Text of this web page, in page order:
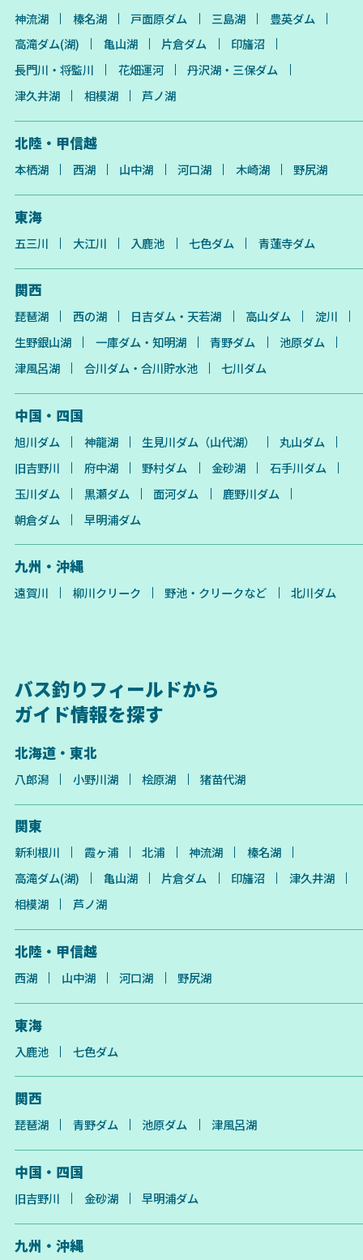
神流湖
榛名湖 戸面原ダム 三島湖
豊英ダム
高滝ダム(湖)
亀山湖 片倉ダム
印旛沼
長門川・将監川
花畑運河
丹沢湖・三保ダム
津久井湖
相模湖 芦ノ湖
北陸・甲信越
本栖湖 西湖 山中湖 河口湖 木崎湖 野尻湖
東海
五三川 大江川 入鹿池 七色ダム 青蓮寺ダム
関西
琵琶湖 西の湖 日吉ダム・天若湖 高山ダム
淀川
生野銀山湖
一庫ダム・知明湖 青野ダム
池原ダム
津風呂湖
合川ダム・合川貯水池 七川ダム
中国・四国
旭川ダム 神龍湖 生見川ダム（山代湖）
丸山ダム
旧吉野川
府中湖 野村ダム 金砂湖
石手川ダム
玉川ダム
黒瀬ダム 面河ダム
鹿野川ダム
朝倉ダム
早明浦ダム
九州・沖縄
遠賀川 柳川クリーク 野池・クリークなど 北川ダム
バス釣りフィールドから
ガイド情報を探す
北海道・東北
八郎潟 小野川湖 桧原湖 猪苗代湖
関東
新利根川 霞ヶ浦 北浦 神流湖
榛名湖
高滝ダム(湖)
亀山湖 片倉ダム 印旛沼
津久井湖
相模湖
芦ノ湖
北陸・甲信越
西湖 山中湖 河口湖 野尻湖
東海
入鹿池 七色ダム
関西
琵琶湖 青野ダム 池原ダム 津風呂湖
中国・四国
旧吉野川 金砂湖 早明浦ダム
九州・沖縄